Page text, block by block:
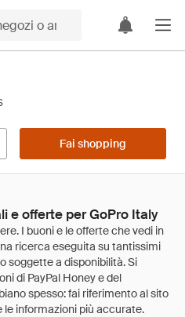
Fai shopping
e offerte per GoPro Italy